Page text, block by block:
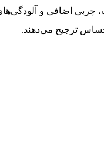
چربی اضافی و
ترجیح می‌دهند.